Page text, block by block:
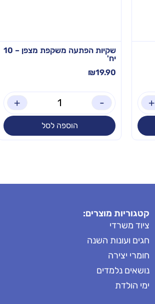
+
שקיות הפתעה משקפת מצפן – 10
יח'
₪19.90
-
+
הוספה לסל
קטגוריות מוצרים:
ציוד משרדי
חגים ועונות השנה
חומרי יצירה
נושאים נלמדים
ימי הולדת